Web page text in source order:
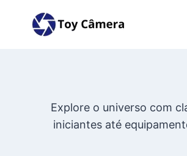
Explore o universo com
iniciantes até